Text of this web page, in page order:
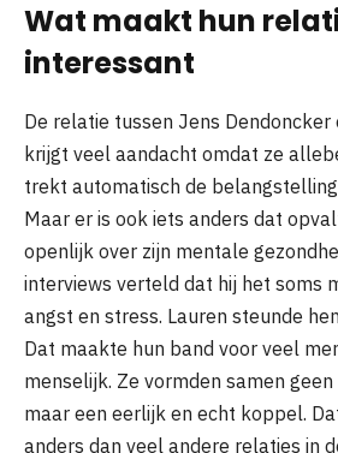
Wat maakt hun
interessant
De relatie tussen Jens Dendoncker
krijgt veel aandacht omdat ze
trekt automatisch de
Maar er is ook iets anders dat
openlijk over zijn mentale
interviews verteld dat hij het soms
angst en stress. Lauren steunde
Dat maakte hun band voor veel
menselijk. Ze vormden samen
maar een eerlijk en echt koppel.
anders dan veel andere relaties in